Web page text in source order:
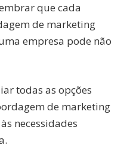
que cada
de marketing
empresa pode não
todas as opções
de marketing
necessidades